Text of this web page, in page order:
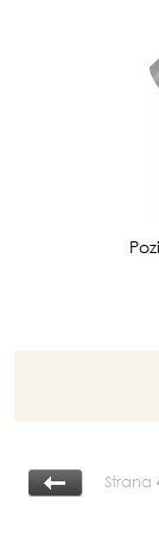
Strana